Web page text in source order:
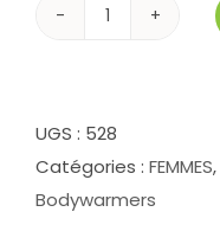
quantité
femme
Frosty
528
UGS : 528
Catégories : FEMMES,
Bodywarmers